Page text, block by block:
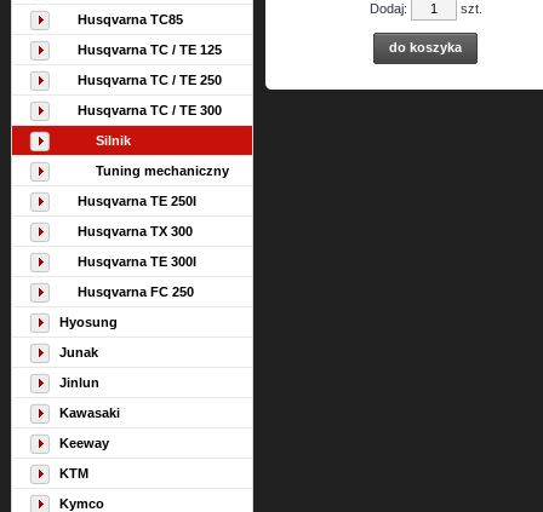
Husqvarna TC85
Husqvarna TC / TE 125
Husqvarna TC / TE 250
Husqvarna TC / TE 300
Silnik
Tuning mechaniczny
Husqvarna TE 250I
Husqvarna TX 300
Husqvarna TE 300I
Husqvarna FC 250
Hyosung
Junak
Jinlun
Kawasaki
Keeway
KTM
Kymco
Dodaj: szt.
do koszyka